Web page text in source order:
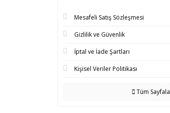
Mesafeli Satış Sözleşmesi
Gizlilik ve Güvenlik
İptal ve İade Şartları
Kişisel Veriler Politikası
Tüm